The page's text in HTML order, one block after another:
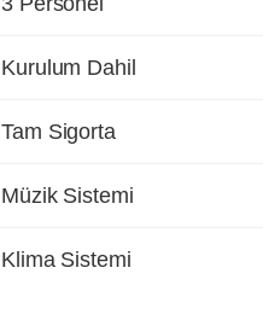
Kurulum Dahil
Tam Sigorta
Müzik Sistemi
Klima Sistemi